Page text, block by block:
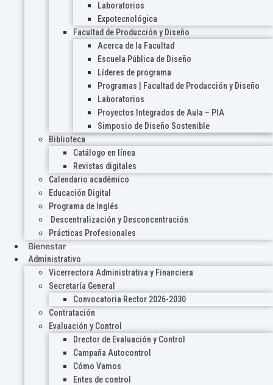
Laboratorios
Expotecnológica
Facultad de Producción y Diseño
Acerca de la Facultad
Escuela Pública de Diseño
Líderes de programa
Programas | Facultad de Producción y Diseño
Laboratorios
Proyectos Integrados de Aula – PIA
Simposio de Diseño Sostenible
Biblioteca
Catálogo en línea
Revistas digitales
Calendario académico
Educación Digital
Programa de Inglés
Descentralización y Desconcentración
Prácticas Profesionales
Bienestar
Administrativo
Vicerrectora Administrativa y Financiera
Secretaría General
Convocatoria Rector 2026-2030
Contratación
Evaluación y Control
Drector de Evaluación y Control
Campaña Autocontrol
Cómo Vamos
Entes de control